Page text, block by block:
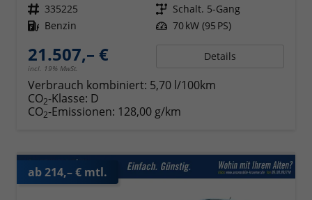
Fahrzeugnr. 335225 Getriebe Schalt. 5-Gang
Kraftstoff Benzin Leistung 70 kW (95 PS)
21.507,– €
incl. 19% MwSt.
Details
Verbrauch kombiniert: 5,70 l/100km
CO2-Klasse: D
CO2-Emissionen: 128,00 g/km
ab 214,– € mtl.